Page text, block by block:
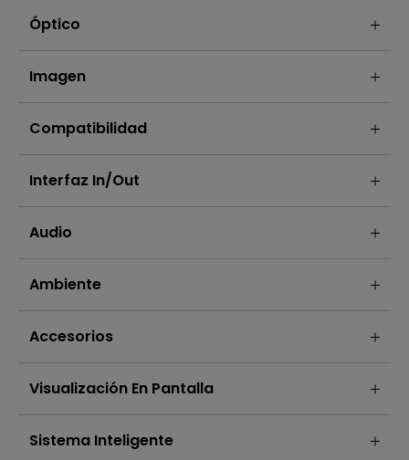
Óptico
Imagen
Compatibilidad
Interfaz In/out
Audio
Ambiente
Accesorios
Visualización En Pantalla
Sistema Inteligente